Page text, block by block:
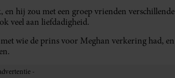
en hij zou met een groep vrienden verschillende
veel aan liefdadigheid.
wie de prins voor Meghan verkering had, en